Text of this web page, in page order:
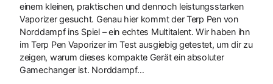
einem kleinen, praktischen und dennoch leistungsstarken
Vaporizer gesucht. Genau hier kommt der Terp Pen von
Norddampf ins Spiel – ein echtes Multitalent. Wir haben ihn
im Terp Pen Vaporizer im Test ausgiebig getestet, um dir zu
zeigen, warum dieses kompakte Gerät ein absoluter
Gamechanger ist. Norddampf…